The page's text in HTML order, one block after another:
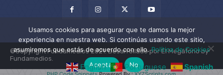
©Copyright Fundamedios 2021. Desarrollado por El Megáfono by
Fundamedios.
English Portuguese Spanish
Usamos cookies para asegurar que te damos la mejor
experiencia en nuestra web. Si continúas usando este sitio,
asumiremos que estás de acuerdo con ello.Política de Cookies
Aceptar
No